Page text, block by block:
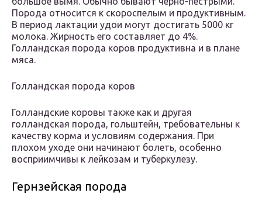
Порода относится к скороспелым и продуктивным.
В период лактации удои могут достигать 5000 кг
молока. Жирность его составляет до 4%.
Голландская порода коров продуктивна и в плане
мяса.
Голландская порода коров
Голландские коровы также как и другая
голландская порода, гольштейн, требовательны к
качеству корма и условиям содержания. При
плохом уходе они начинают болеть, особенно
восприимчивы к лейкозам и туберкулезу.
Гернзейская порода